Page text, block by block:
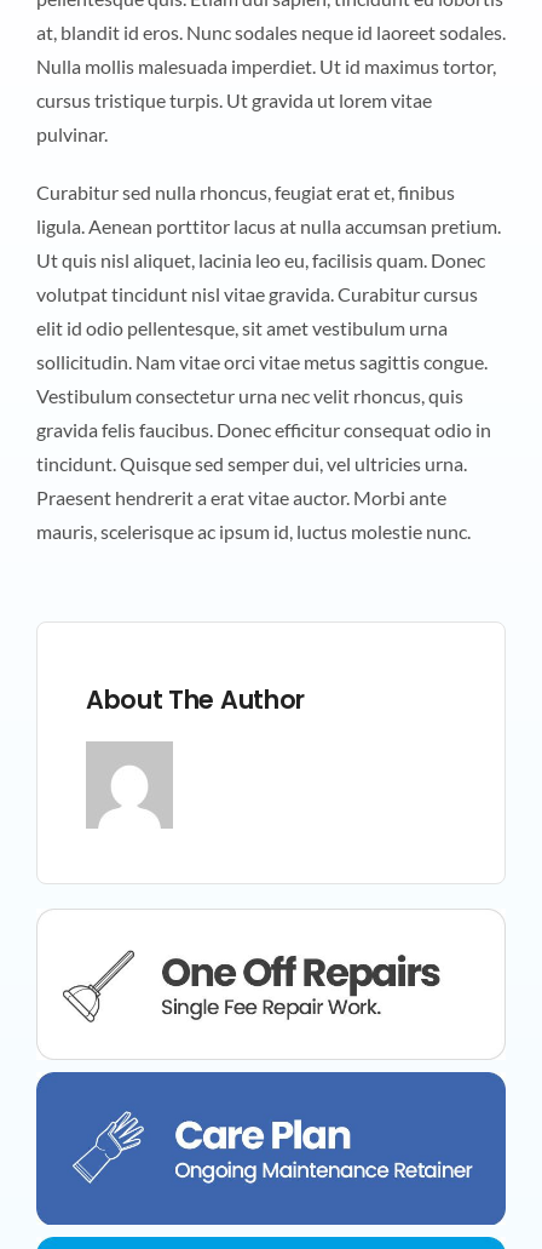
at, blandit id eros. Nunc sodales neque id laoreet sodales.
Nulla mollis malesuada imperdiet. Ut id maximus tortor,
cursus tristique turpis. Ut gravida ut lorem vitae
pulvinar.
Curabitur sed nulla rhoncus, feugiat erat et, finibus
ligula. Aenean porttitor lacus at nulla accumsan pretium.
Ut quis nisl aliquet, lacinia leo eu, facilisis quam. Donec
volutpat tincidunt nisl vitae gravida. Curabitur cursus
elit id odio pellentesque, sit amet vestibulum urna
sollicitudin. Nam vitae orci vitae metus sagittis congue.
Vestibulum consectetur urna nec velit rhoncus, quis
gravida felis faucibus. Donec efficitur consequat odio in
tincidunt. Quisque sed semper dui, vel ultricies urna.
Praesent hendrerit a erat vitae auctor. Morbi ante
mauris, scelerisque ac ipsum id, luctus molestie nunc.
About The Author